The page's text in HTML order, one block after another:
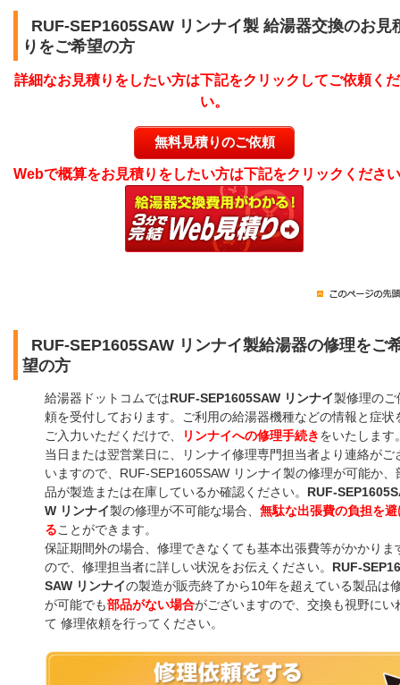
RUF-SEP1605SAW リンナイ製 給湯器交換のお見
りをご希望の方
詳細なお見積りをしたい方は下記をクリックしてご依頼く
い。
無料見積りのご依頼
Webで概算をお見積りをしたい方は下記をクリックくださ
RUF-SEP1605SAW リンナイ製給湯器の修理をご
望の方
給湯器ドットコムではRUF-SEP1605SAW リンナイ製修理のご
頼を受付しております。ご利用の給湯器機種などの情報と症状
ご入力いただくだけで、
リンナイへの修理手続きをいたします
当日または翌営業日に、リンナイ修理専門担当者より連絡がご
いますので、RUF-SEP1605SAW リンナイ製の修理が可能か、
品が製造または在庫しているか確認ください。 RUF-
W リンナイ製の修理が不可能な場合、 無駄な出張費の負担を避
ることができます。
保証期間外の場合、修理できなくても基本出張費等がかかりま
ので、修理担当者に詳しい状況をお伝えください。 RUF-
SAW リンナイの製造が販売終了から10年を超えている製品は
が可能でも部品がない場合がございますので、交換も視野にい
て 修理依頼を行ってください。